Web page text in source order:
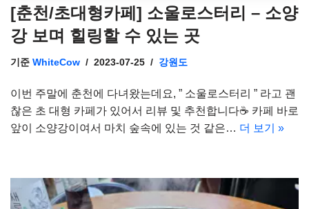
[춘천/초대형카페] 소울로스터리 – 소양
강 보며 힐링할 수 있는 곳
기준 WhiteCow 2023-07-25 강원도
이번 주말에 춘천에 다녀왔는데요, ” 소울로스터리 ” 라고 괜
찮은 초 대형 카페가 있어서 리뷰 및 추천합니다☕ 카페 바로
앞이 소양강이여서 마치 숲속에 있는 것 같은… 더 보기 »